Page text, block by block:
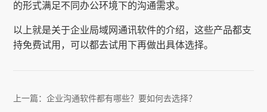
的形式满足不同办公环境下的沟通需求。
以上就是关于企业局域网通讯软件的介绍，这些产品都支
持免费试用，可以都去试用下再做出具体选择。
上一篇：企业沟通软件都有哪些？要如何去选择？